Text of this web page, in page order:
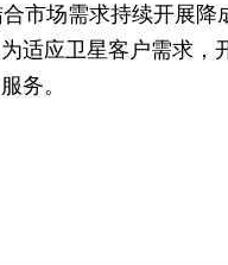
市场需求持续开展降
适应卫星客户需求
务。